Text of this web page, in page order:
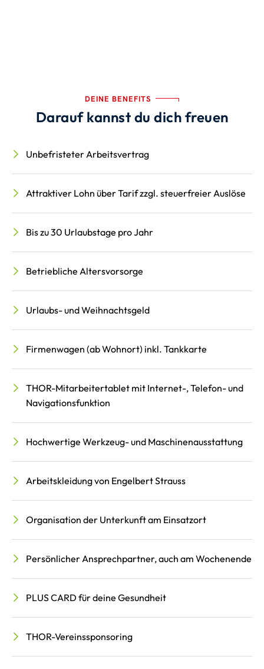
DEINE BENEFITS
Darauf kannst du dich freuen
Unbefristeter Arbeitsvertrag
Attraktiver Lohn über Tarif zzgl. steuerfreier Auslöse
Bis zu 30 Urlaubstage pro Jahr
Betriebliche Altersvorsorge
Urlaubs- und Weihnachtsgeld
Firmenwagen (ab Wohnort) inkl. Tankkarte
THOR-Mitarbeitertablet mit Internet-, Telefon- und
Navigationsfunktion
Hochwertige Werkzeug- und Maschinenausstattung
Arbeitskleidung von Engelbert Strauss
Organisation der Unterkunft am Einsatzort
Persönlicher Ansprechpartner, auch am Wochenende
PLUS CARD für deine Gesundheit
THOR-Vereinssponsoring